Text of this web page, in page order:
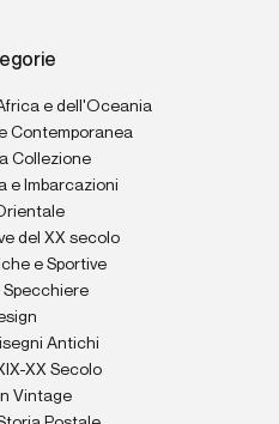
e dell'Oceania
Contemporanea
Collezione
e Imbarcazioni
del XX secolo
e Sportive
Specchiere
Antichi
XX Secolo
Vintage